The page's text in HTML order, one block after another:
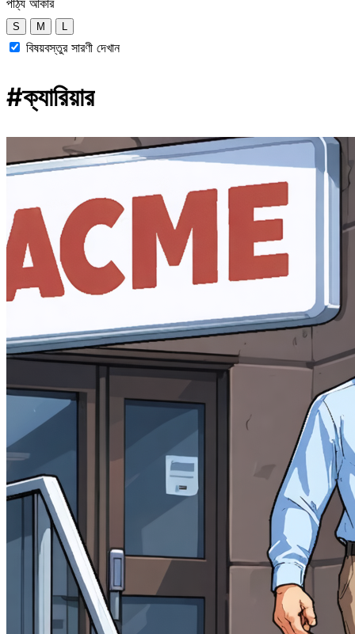
S M L
বিষয়বস্তুর সারণী দেখান
#ক্যারিয়ার